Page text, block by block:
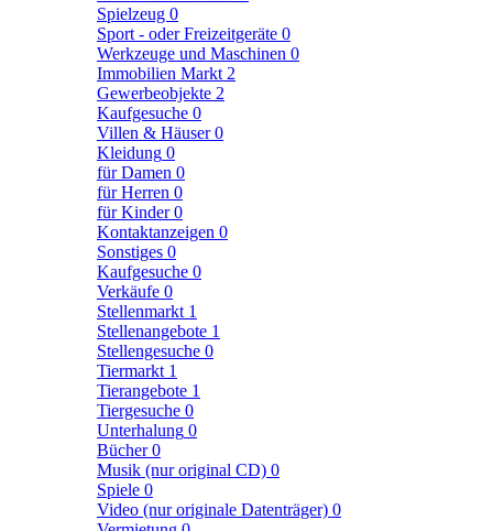
Spielzeug 0
Sport - oder Freizeitgeräte 0
Werkzeuge und Maschinen 0
Immobilien Markt 2
Gewerbeobjekte 2
Kaufgesuche 0
Villen & Häuser0
Kleidung 0
für Damen 0
für Herren 0
für Kinder0
Kontaktanzeigen 0
Sonstiges 0
Kaufgesuche 0
Verkäufe 0
Stellenmarkt 1
Stellenangebote 1
Stellengesuche 0
Tiermarkt 1
Tierangebote 1
Tiergesuche 0
Unterhalung 0
Bücher0
Musik (nur original CD) 0
Spiele 0
Video (nur originale Datenträger) 0